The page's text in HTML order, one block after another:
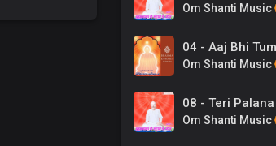
Om Shanti Music
Om Shanti Music
Om Shanti Music